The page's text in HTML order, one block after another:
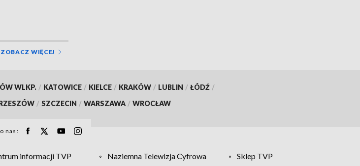
ZOBACZ WIĘCEJ
WLKP. / KATOWICE / KIELCE / KRAKÓW / LUBLIN / ŁÓDŹ /
/ SZCZECIN / WARSZAWA / WROCŁAW
nas:
informacji TVP Naziemna Telewizja Cyfrowa
Sklep TVP